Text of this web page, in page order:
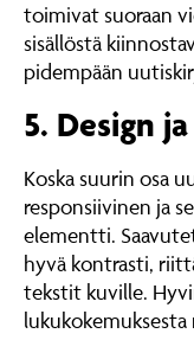
toimivat suoraan
sisällöstä
pidempään
5. Design
Koska suurin osa
responsiivinen ja
elementti.
hyvä kontrasti,
tekstit kuville.